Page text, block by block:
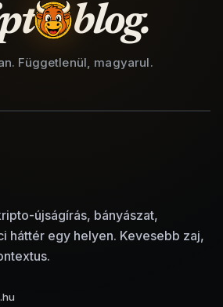
blog.
Függetlenül, magyarul.
újságírás, bányászat,
háttér egy helyen. Kevesebb zaj,